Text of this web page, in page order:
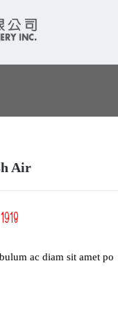
Air
1918
ac diam sit amet po